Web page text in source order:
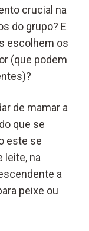
crucial na
do grupo? E
escolhem os
(que podem
de mamar a
que se
este se
leite, na
a
peixe ou